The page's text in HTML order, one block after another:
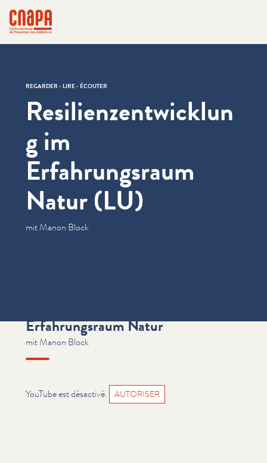
cnapa
REGARDER - LIRE - ÉCOUTER
Resilienzentwicklun
g im
Erfahrungsraum
Natur (LU)
mit Manon Block
Erfahrungsraum Natur
mit Manon Block
YouTube est désactivé. AUTORISER